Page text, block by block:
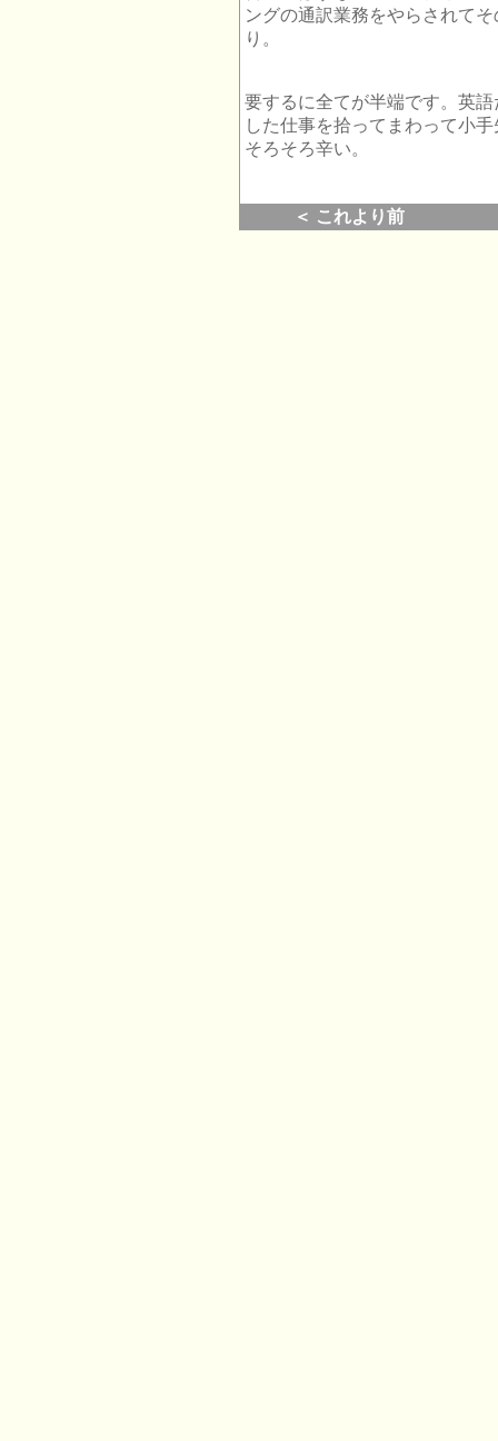
ングの通訳業務をやらされて
り。
要するに全てが半端です。英
した仕事を拾ってまわって小
そろそろ辛い。
＜ これより前